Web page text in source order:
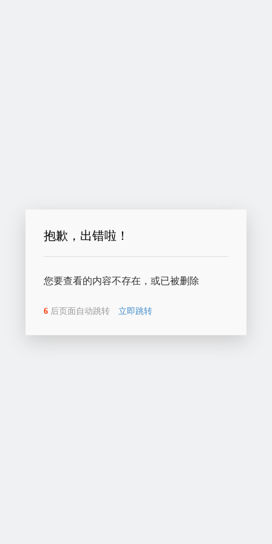
抱歉，出错啦！
您要查看的内容不存在，或已被删除
6 后页面自动跳转 立即跳转